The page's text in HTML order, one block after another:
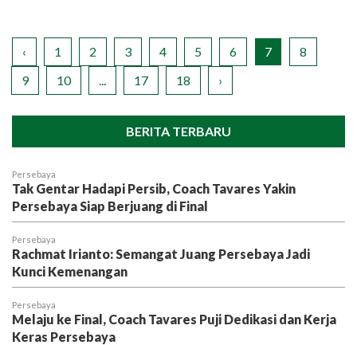
‹ 1 2 3 4 5 6 7
8
9
10 17 18 ›
BERITA TERBARU
Persebaya
Tak Gentar Hadapi Persib, Coach Tavares Yakin
Persebaya Siap Berjuang di Final
Persebaya
Rachmat Irianto: Semangat Juang Persebaya Jadi
Kunci Kemenangan
Persebaya
Melaju ke Final, Coach Tavares Puji Dedikasi dan Kerja
Keras Persebaya